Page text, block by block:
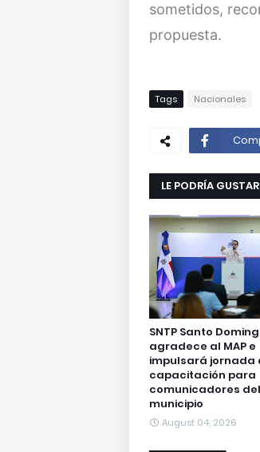
sometidos,
propuesta.
Tags Nacionales
LE PODRÍA GUSTAR
SNTP Santo
agradece al MAP e
impulsará jornada
capacitación para
comunicadores del
municipio
August 04, 2026